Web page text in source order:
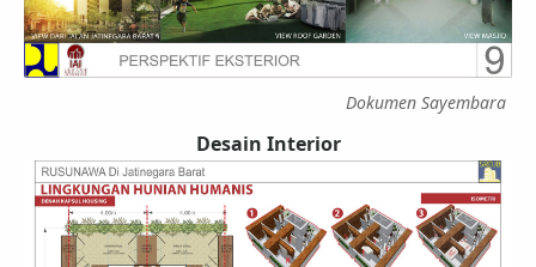
Dokumen Sayembara
Desain Interior